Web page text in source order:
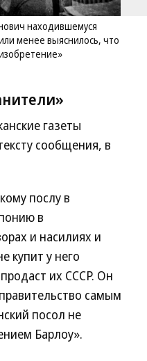
находившемуся
менее выяснилось, что
газеты
сообщения, в
послу в
в
и насилиях и
купит у него
их СССР. Он
самым
посол не
Барлоу».